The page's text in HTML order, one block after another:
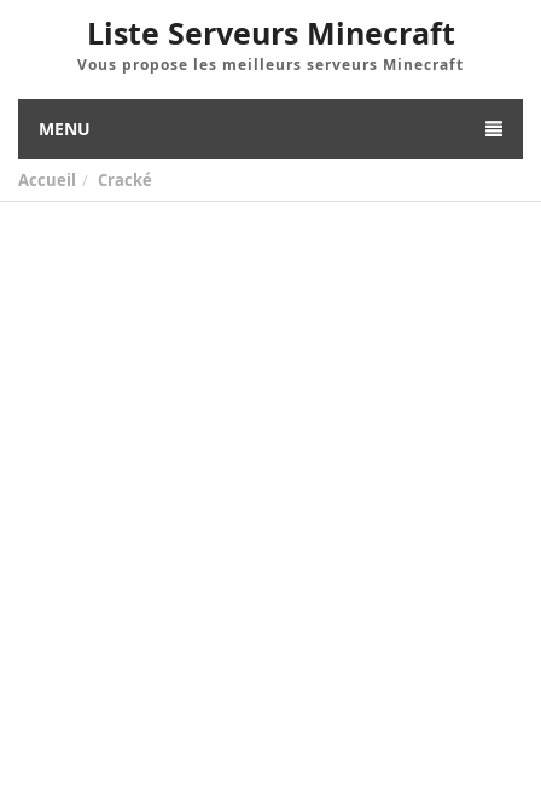
Liste Serveurs Minecraft
Vous propose les meilleurs serveurs Minecraft
MENU
Accueil Cracké